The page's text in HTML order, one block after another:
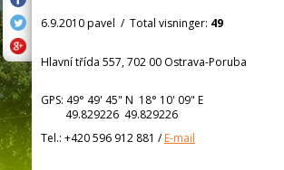
6.9.2010 pavel / Total visninger: 49
Hlavní třída 557, 702 00 Ostrava-Poruba
GPS: 49° 49' 45" N 18° 10' 09" E
49.829226 49.829226
Tel.: +420 596 912 881 /E-mail